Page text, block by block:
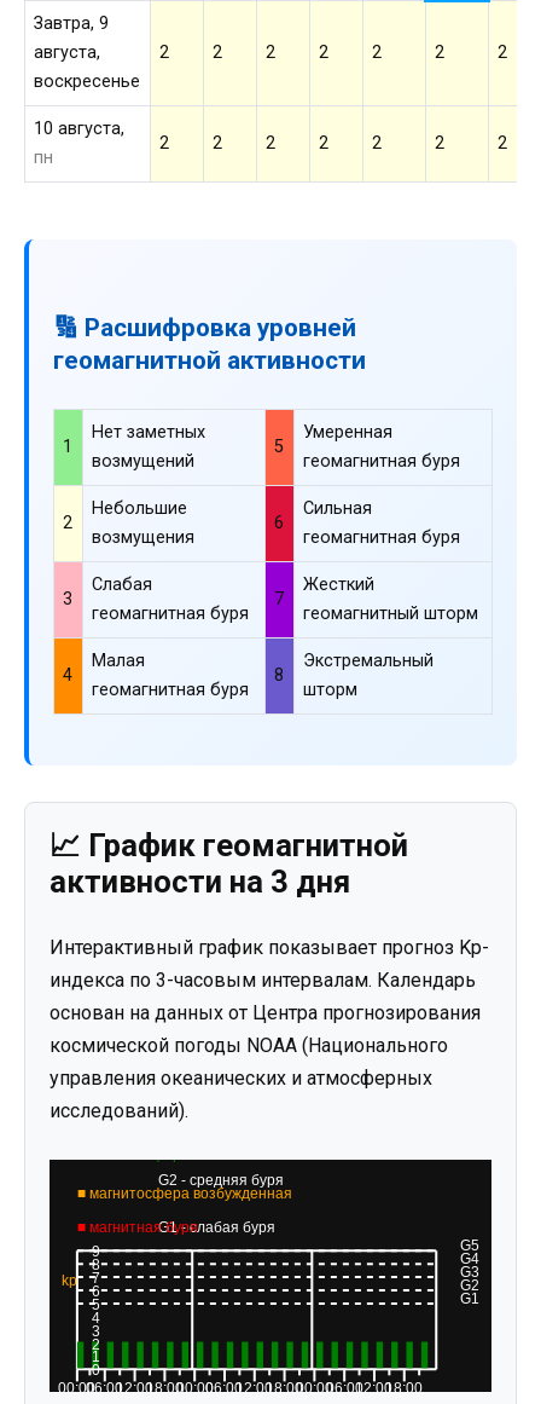
Завтра, 9
августа,
воскресенье
2 2 2 2 2 2 2
10 августа,
пн
2 2 2 2 2 2 2
🔢 Расшифровка уровней
геомагнитной активности
1
Нет заметных
возмущений
5
Умеренная
геомагнитная буря
2
Небольшие
возмущения
6
Сильная
геомагнитная буря
3
Слабая
геомагнитная буря
7
Жесткий
геомагнитный шторм
4
Малая
геомагнитная буря
8
Экстремальный
шторм
📈 График геомагнитной
активности на 3 дня
Интерактивный график показывает прогноз Kp-
индекса по 3-часовым интервалам. Календарь
основан на данных от Центра прогнозирования
космической погоды NOAA (Национального
управления океанических и атмосферных
исследований).